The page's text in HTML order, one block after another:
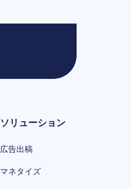
ソリューション
広告出稿
マネタイズ